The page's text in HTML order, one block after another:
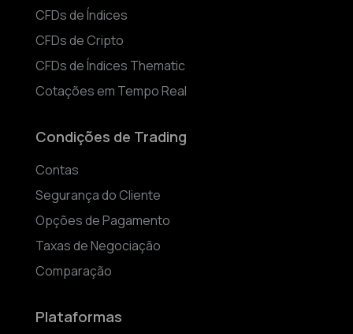
CFDs de Índices
CFDs de Cripto
CFDs de Índices Thematic
Cotações em Tempo Real
Condições de Trading
Contas
Segurança do Cliente
Opções de Pagamento
Taxas de Negociação
Comparação
Plataformas